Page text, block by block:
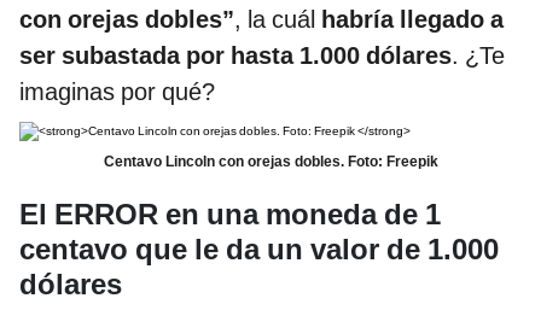
con orejas dobles”, la cuál habría llegado a
ser subastada por hasta 1.000 dólares. ¿Te
imaginas por qué?
Centavo Lincoln con orejas dobles. Foto: Freepik
El ERROR en una moneda de 1
centavo que le da un valor de 1.000
dólares